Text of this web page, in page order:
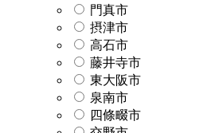
門真市
摂津市
高石市
藤井寺市
東大阪市
泉南市
四條畷市